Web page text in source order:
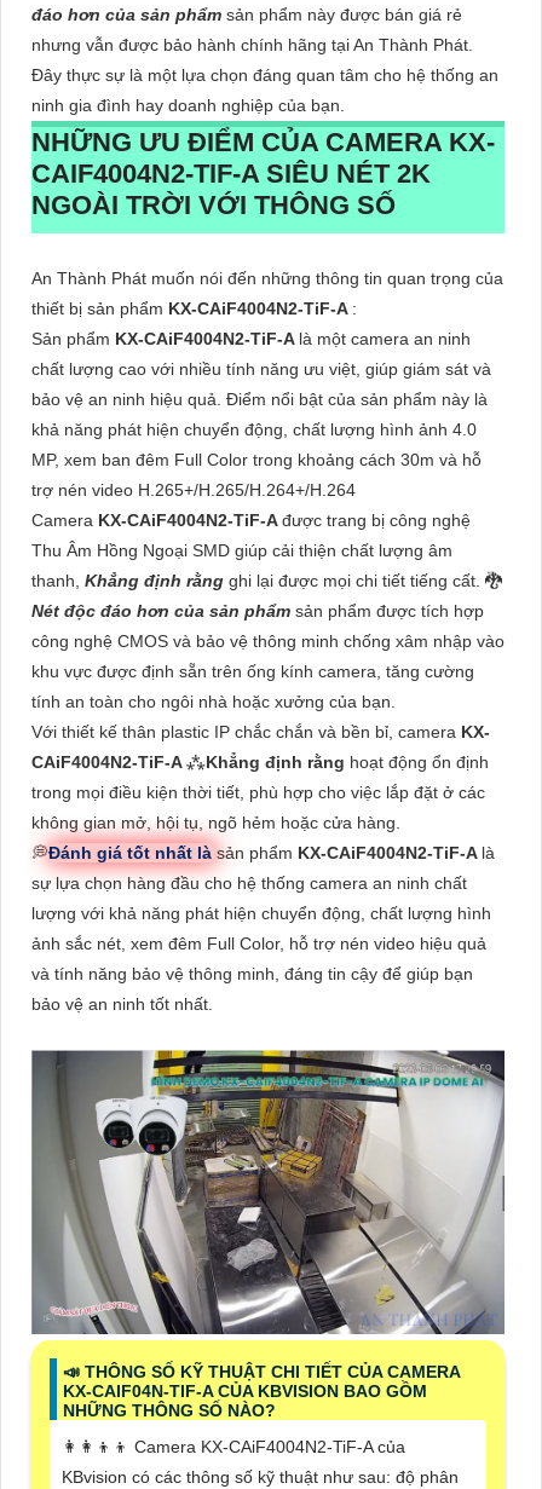
đáo hơn của sản phẩm sản phẩm này được bán giá rẻ
nhưng vẫn được bảo hành chính hãng tại An Thành Phát.
Đây thực sự là một lựa chọn đáng quan tâm cho hệ thống an
ninh gia đình hay doanh nghiệp của bạn.
NHỮNG ƯU ĐIỂM CỦA CAMERA KX-
CAIF4004N2-TIF-A SIÊU NÉT 2K
NGOÀI TRỜI VỚI THÔNG SỐ
An Thành Phát muốn nói đến những thông tin quan trọng của
thiết bị sản phẩm KX-CAiF4004N2-TiF-A :
Sản phẩm KX-CAiF4004N2-TiF-A là một camera an ninh
chất lượng cao với nhiều tính năng ưu việt, giúp giám sát và
bảo vệ an ninh hiệu quả. Điểm nổi bật của sản phẩm này là
khả năng phát hiện chuyển động, chất lượng hình ảnh 4.0
MP, xem ban đêm Full Color trong khoảng cách 30m và hỗ
trợ nén video H.265+/H.265/H.264+/H.264
Camera KX-CAiF4004N2-TiF-Ađược trang bị công nghệ
Thu Âm Hồng Ngoại SMD giúp cải thiện chất lượng âm
thanh, Khẳng định rằng ghi lại được mọi chi tiết tiếng cất. 🐉️
Nét độc đáo hơn của sản phẩm sản phẩm được tích hợp
công nghệ CMOS và bảo vệ thông minh chống xâm nhập vào
khu vực được định sẵn trên ống kính camera, tăng cường
tính an toàn cho ngôi nhà hoặc xưởng của bạn.
Với thiết kế thân plastic IP chắc chắn và bền bỉ, camera KX-
CAiF4004N2-TiF-A⁂Khẳng định rằng hoạt động ổn định
trong mọi điều kiện thời tiết, phù hợp cho việc lắp đặt ở các
không gian mở, hội tụ, ngõ hẻm hoặc cửa hàng.
💭Đánh giá tốt nhất là sản phẩm KX-CAiF4004N2-TiF-A là
sự lựa chọn hàng đầu cho hệ thống camera an ninh chất
lượng với khả năng phát hiện chuyển động, chất lượng hình
ảnh sắc nét, xem đêm Full Color, hỗ trợ nén video hiệu quả
và tính năng bảo vệ thông minh, đáng tin cậy để giúp bạn
bảo vệ an ninh tốt nhất.
📣 THÔNG SỐ KỸ THUẬT CHI TIẾT CỦA CAMERA
KX-CAIF04N-TIF-A CỦA KBVISION BAO GỒM
NHỮNG THÔNG SỐ NÀO?
👩‍👩‍👦‍👦 Camera KX-CAiF4004N2-TiF-A của
KBvision có các thông số kỹ thuật như sau: độ phân